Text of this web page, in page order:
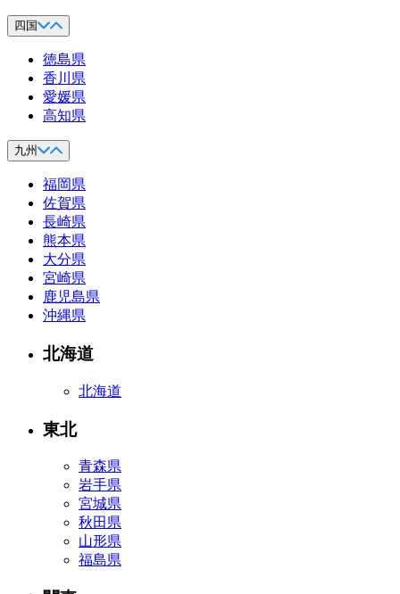
四国
徳島県
香川県
愛媛県
高知県
九州
福岡県
佐賀県
長崎県
熊本県
大分県
宮崎県
鹿児島県
沖縄県
北海道
北海道
東北
青森県
岩手県
宮城県
秋田県
山形県
福島県